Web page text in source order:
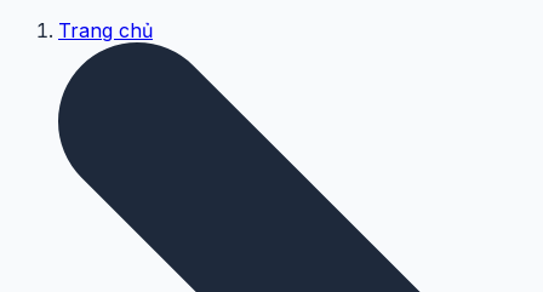
Trang chủ